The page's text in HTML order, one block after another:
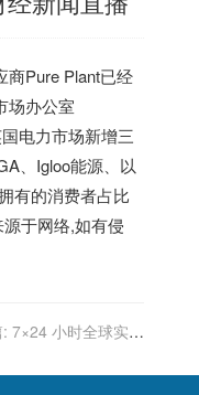
商Pure Plant已经
场办公室
电力市场新增三
、Igloo能源、以
有的消费者占比
于网络,如有侵
7×24 小时全球实时